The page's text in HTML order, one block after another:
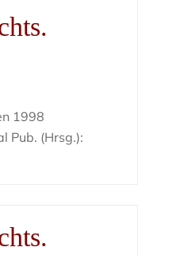
1998
Pub. (Hrsg.):